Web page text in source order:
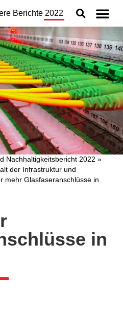
Berichte 2022
Topthemen
Nachhaltigkeit
Geschäftsbereiche
Organisation
Jahresabschluss
Konzern
Nachhaltigkeitsbericht 2022 »
der Infrastruktur und
mehr Glasfaseranschlüsse in
in